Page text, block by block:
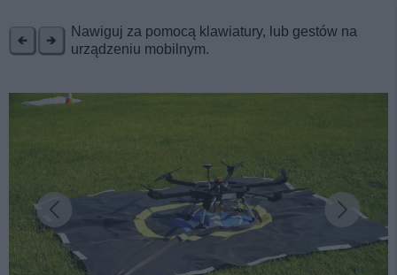
Nawiguj za pomocą klawiatury, lub gestów na
urządzeniu mobilnym.